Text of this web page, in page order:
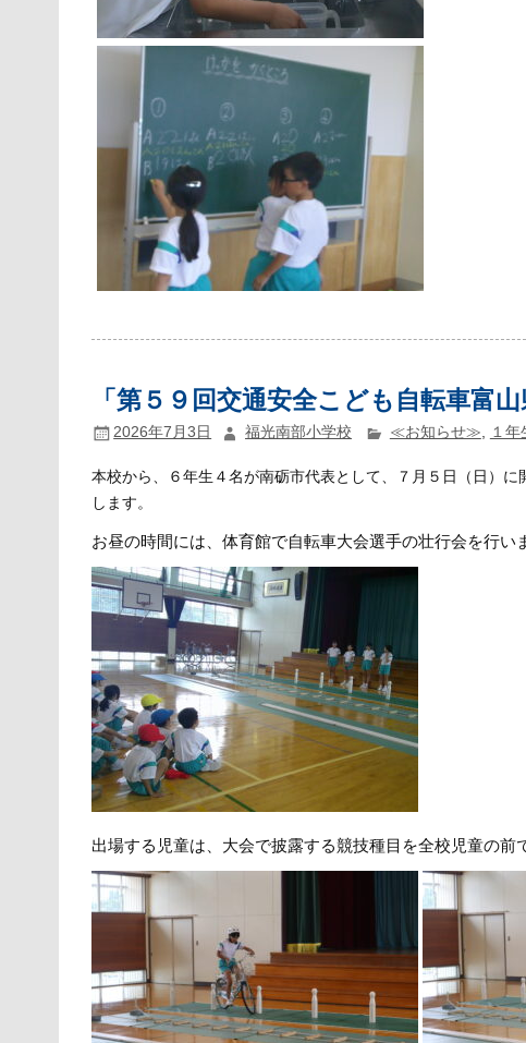
「第５９回交通安全こども自転車富
2026年7月3日 福光南部小学校 ≪お知らせ≫, １年
本校から、６年生４名が南砺市代表として、７月５日（日）
します。
お昼の時間には、体育館で自転車大会選手の壮行会を行い
出場する児童は、大会で披露する競技種目を全校児童の前